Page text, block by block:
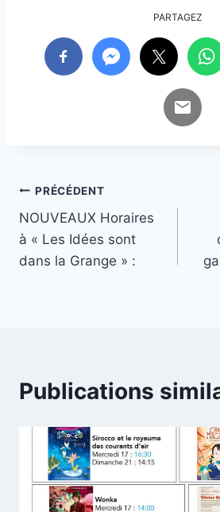
PARTAGEZ
Navigation
de
l’article
PRÉCÉDENT
NOUVEAUX Horaires
à « Les Idées sont
dans la Grange » :
Publications